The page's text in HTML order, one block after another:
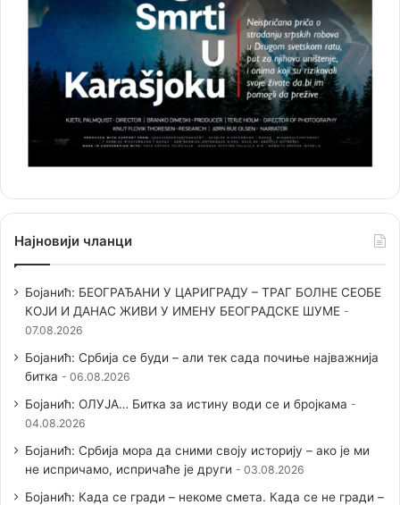
Најновији чланци
Бојанић: БЕОГРАЂАНИ У ЦАРИГРАДУ – ТРАГ БОЛНЕ СЕОБЕ
КОЈИ И ДАНАС ЖИВИ У ИМЕНУ БЕОГРАДСКЕ ШУМЕ
07.08.2026
Бојанић: Србија се буди – али тек сада почиње најважнија
битка
06.08.2026
Бојанић: ОЛУЈА… Битка за истину води се и бројкама
04.08.2026
Бојанић: Србија мора да сними своју историју – ако је ми
не испричамо, испричаће је други
03.08.2026
Бојанић: Када се гради – некоме смета. Када се не гради –